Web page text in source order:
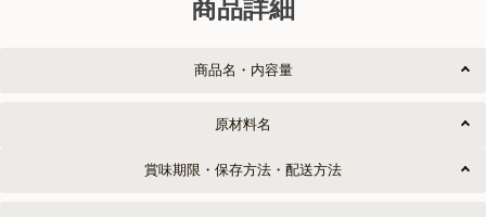
商品詳細
商品名・内容量
原材料名
賞味期限・保存方法・配送方法